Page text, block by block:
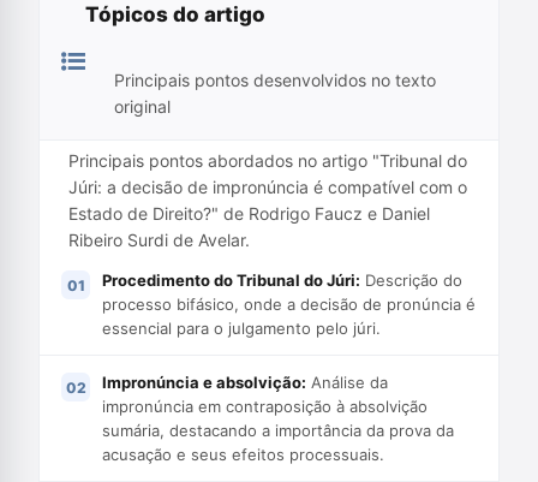
Tópicos do artigo
Principais pontos desenvolvidos no texto
original
Principais pontos abordados no artigo "Tribunal do
Júri: a decisão de impronúncia é compatível com o
Estado de Direito?" de Rodrigo Faucz e Daniel
Ribeiro Surdi de Avelar.
Procedimento do Tribunal do Júri: Descrição do
processo bifásico, onde a decisão de pronúncia é
essencial para o julgamento pelo júri.
Impronúncia e absolvição: Análise da
impronúncia em contraposição à absolvição
sumária, destacando a importância da prova da
acusação e seus efeitos processuais.